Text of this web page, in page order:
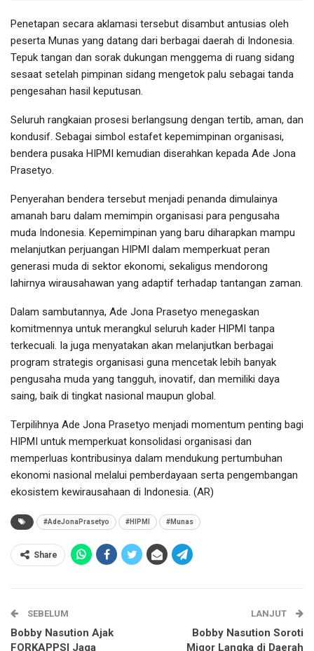
Penetapan secara aklamasi tersebut disambut antusias oleh
peserta Munas yang datang dari berbagai daerah di Indonesia.
Tepuk tangan dan sorak dukungan menggema di ruang sidang
sesaat setelah pimpinan sidang mengetok palu sebagai tanda
pengesahan hasil keputusan.
Seluruh rangkaian prosesi berlangsung dengan tertib, aman, dan
kondusif. Sebagai simbol estafet kepemimpinan organisasi,
bendera pusaka HIPMI kemudian diserahkan kepada Ade Jona
Prasetyo.
Penyerahan bendera tersebut menjadi penanda dimulainya
amanah baru dalam memimpin organisasi para pengusaha
muda Indonesia. Kepemimpinan yang baru diharapkan mampu
melanjutkan perjuangan HIPMI dalam memperkuat peran
generasi muda di sektor ekonomi, sekaligus mendorong
lahirnya wirausahawan yang adaptif terhadap tantangan zaman.
Dalam sambutannya, Ade Jona Prasetyo menegaskan
komitmennya untuk merangkul seluruh kader HIPMI tanpa
terkecuali. Ia juga menyatakan akan melanjutkan berbagai
program strategis organisasi guna mencetak lebih banyak
pengusaha muda yang tangguh, inovatif, dan memiliki daya
saing, baik di tingkat nasional maupun global.
Terpilihnya Ade Jona Prasetyo menjadi momentum penting bagi
HIPMI untuk memperkuat konsolidasi organisasi dan
memperluas kontribusinya dalam mendukung pertumbuhan
ekonomi nasional melalui pemberdayaan serta pengembangan
ekosistem kewirausahaan di Indonesia. (AR)
#AdeJonaPrasetyo #HIPMI #Munas
Share
SEBELUM
Bobby Nasution Ajak
FORKAPPSI Jaga
LANJUT
Bobby Nasution Soroti
Migor Langka di Daerah